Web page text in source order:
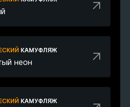
КАМУФЛЯЖ
неон
КАМУФЛЯЖ